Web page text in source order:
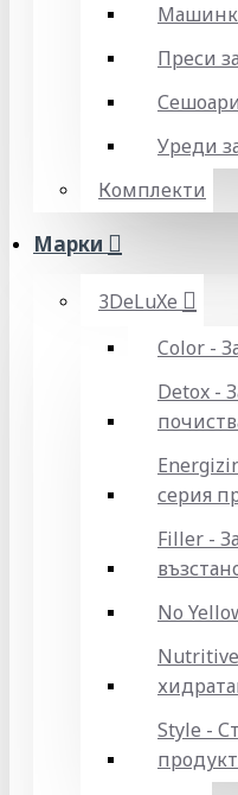
Преси
Сешоари
Уреди
Комплекти
Марки
3DeLuXe
Color -
Detox -
серия
Filler -
No
Style -